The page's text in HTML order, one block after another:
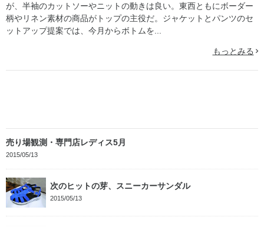
が、半袖のカットソーやニットの動きは良い。東西ともにボーダー
柄やリネン素材の商品がトップの主役だ。ジャケットとパンツのセ
ットアップ提案では、今月からボトムを...
もっとみる
売り場観測・専門店レディス5月
2015/05/13
次のヒットの芽、スニーカーサンダル
2015/05/13